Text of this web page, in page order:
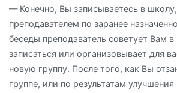
— Конечно, Вы записываетесь в
преподавателем по заранее
беседы преподаватель советует Вам в
записаться или организовывает для
новую группу. После того, как Вы
группе, или по результатам